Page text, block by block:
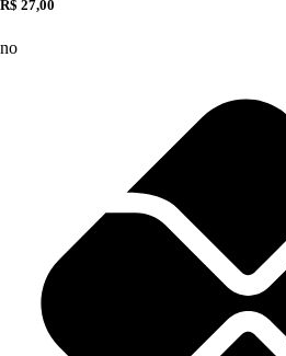
R$ 27,00
no